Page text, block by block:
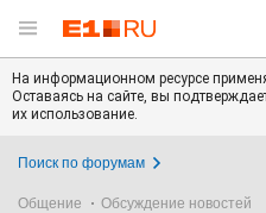
На информационном ресурсе
Оставаясь на сайте, вы
их использование.
Поиск по форумам
Общение Обсуждение новостей